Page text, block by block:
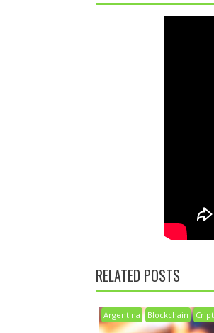
RELATED POSTS
Argentina Blockchain